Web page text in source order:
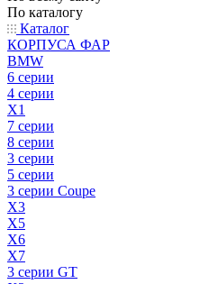
По каталогу
Каталог
КОРПУСА ФАР
BMW
6 серии
4 серии
X1
7 серии
8 серии
3 серии
5 серии
3 серии Coupe
X3
X5
X6
X7
3 серии GT